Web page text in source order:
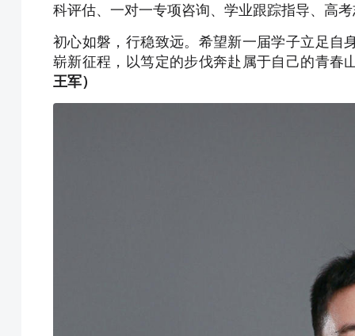
科评估、一对一专项咨询、学业跟踪指导、高
初心如磐，行稳致远。希望新一届学子立足自
崭新征程，以笃定的步伐奔赴属于自己的青春
王军）